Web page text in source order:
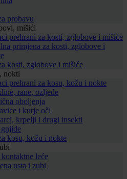
probavu
mišići
prehrani za kosti, zglobove i mišiće
primjena za kosti, zglobove i
kosti, zglobove i mišiće
nokti
prehrani za kosu, kožu i nokte
rane, ozljede
oboljenja
i kurje oči
krpelji i drugi insekti
kosu, kožu i nokte
leće
usta i zubi